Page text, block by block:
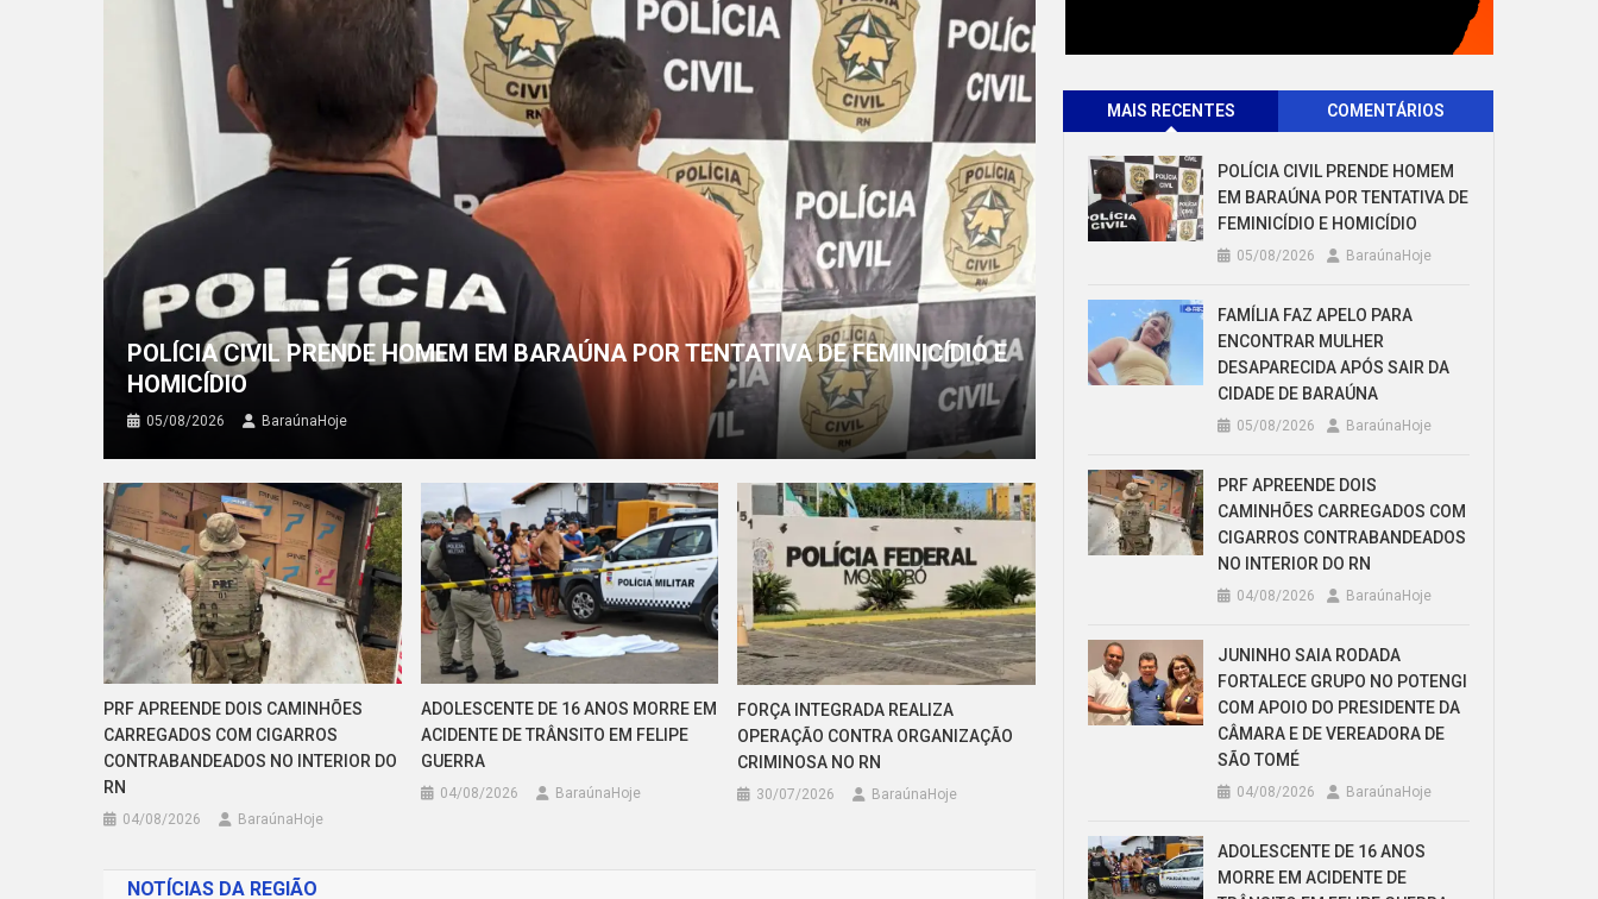
POLÍCIA CIVIL PRENDE HOMEM EM BARAÚNA POR TENTATIVA DE FEMINICÍDIO E
HOMICÍDIO
05/08/2026 BaraúnaHoje
PRF APREENDE DOIS CAMINHÕES
CARREGADOS COM CIGARROS
CONTRABANDEADOS NO INTERIOR DO
RN
04/08/2026 BaraúnaHoje
ADOLESCENTE DE 16 ANOS MORRE EM
ACIDENTE DE TRÂNSITO EM FELIPE
GUERRA
04/08/2026 BaraúnaHoje
FORÇA INTEGRADA REALIZA
OPERAÇÃO CONTRA ORGANIZAÇÃO
CRIMINOSA NO RN
30/07/2026 BaraúnaHoje
NOTÍCIAS DA REGIÃO
MAIS RECENTES COMENTÁRIOS
POLÍCIA CIVIL PRENDE HOMEM
EM BARAÚNA POR TENTATIVA DE
FEMINICÍDIO E HOMICÍDIO
05/08/2026 BaraúnaHoje
FAMÍLIA FAZ APELO PARA
ENCONTRAR MULHER
DESAPARECIDA APÓS SAIR DA
CIDADE DE BARAÚNA
05/08/2026 BaraúnaHoje
PRF APREENDE DOIS
CAMINHÕES CARREGADOS COM
CIGARROS CONTRABANDEADOS
NO INTERIOR DO RN
04/08/2026 BaraúnaHoje
JUNINHO SAIA RODADA
FORTALECE GRUPO NO POTENGI
COM APOIO DO PRESIDENTE DA
CÂMARA E DE VEREADORA DE
SÃO TOMÉ
04/08/2026 BaraúnaHoje
ADOLESCENTE DE 16 ANOS
MORRE EM ACIDENTE DE